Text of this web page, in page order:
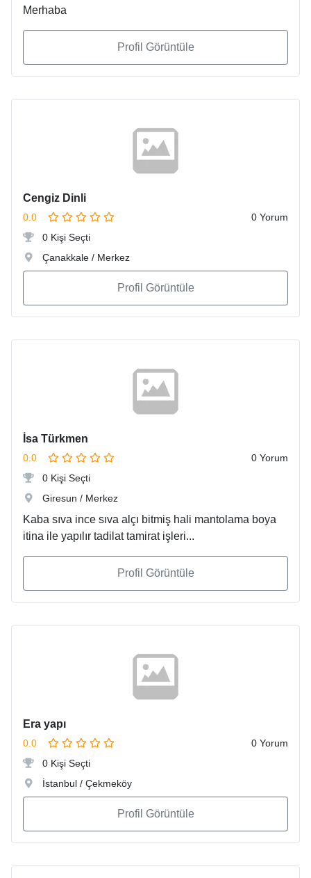
Merhaba
Profil Görüntüle
Cengiz Dinli
0.0
0 Yorum
0 Kişi Seçti
Çanakkale / Merkez
Profil Görüntüle
İsa Türkmen
0.0
0 Yorum
0 Kişi Seçti
Giresun / Merkez
Kaba sıva ince sıva alçı bitmiş hali mantolama boya
itina ile yapılır tadilat tamirat işleri...
Profil Görüntüle
Era yapı
0.0
0 Yorum
0 Kişi Seçti
İstanbul / Çekmeköy
Profil Görüntüle